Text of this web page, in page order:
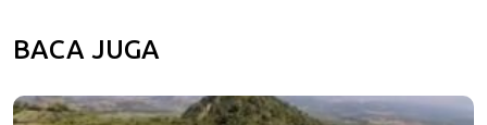
BACA JUGA